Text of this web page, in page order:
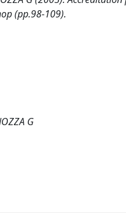
(pp.98-109).
G